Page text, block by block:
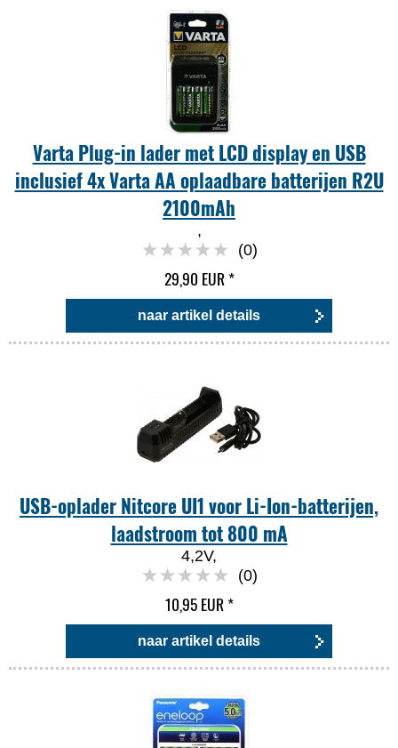
Varta Plug-in lader met LCD display en USB
inclusief 4x Varta AA oplaadbare batterijen R2U
2100mAh
,
(0)
29,90 EUR*
naar artikel details
USB-oplader Nitcore UI1 voor Li-Ion-batterijen,
laadstroom tot 800 mA
4,2V,
(0)
10,95 EUR*
naar artikel details